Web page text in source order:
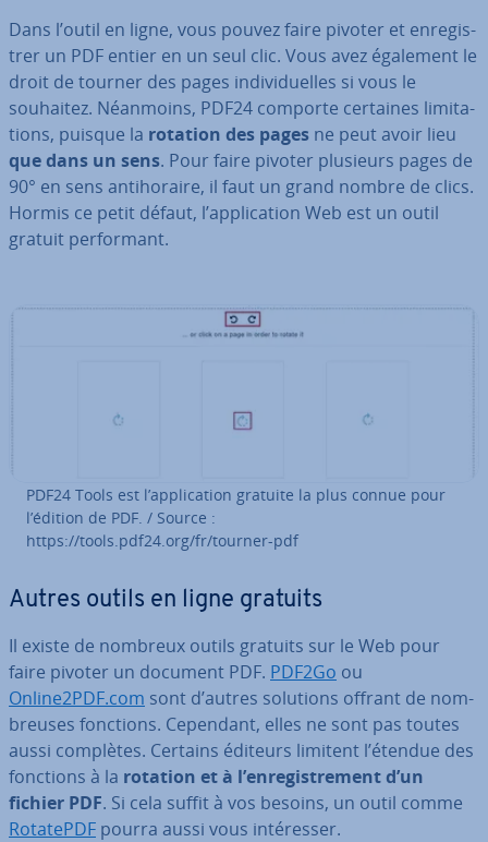
Dans l’outil en ligne, vous pouvez faire pivoter et en­re­gis­
trer un PDF entier en un seul clic. Vous avez également le
droit de tourner des pages in­di­vi­duelles si vous le
souhaitez. Néanmoins, PDF24 comporte certaines li­mi­ta­
tions, puisque la rotation des pages ne peut avoir lieu
que dans un sens. Pour faire pivoter plusieurs pages de
90° en sens an­ti­ho­raire, il faut un grand nombre de clics.
Hormis ce petit défaut, l’ap­pli­ca­tion Web est un outil
gratuit per­for­mant.
PDF24 Tools est l’ap­pli­ca­tion gratuite la plus connue pour
l’édition de PDF. / Source :
https://tools.pdf24.org/fr/tourner-pdf
Autres outils en ligne gratuits
Il existe de nombreux outils gratuits sur le Web pour
faire pivoter un document PDF. PDF2Go ou
Online2PDF.com sont d’autres solutions offrant de nom­
breuses fonctions. Cependant, elles ne sont pas toutes
aussi complètes. Certains éditeurs limitent l’étendue des
fonctions à la rotation et à l’en­re­gis­tre­ment d’un
fichier PDF. Si cela suffit à vos besoins, un outil comme
RotatePDF pourra aussi vous in­té­res­ser.